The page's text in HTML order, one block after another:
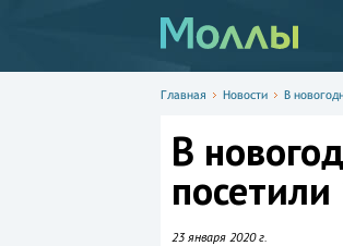
Главная Новости В
В
23 января 2020 г.